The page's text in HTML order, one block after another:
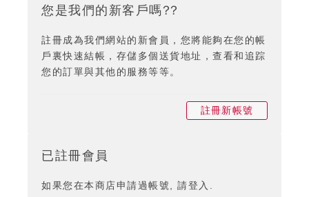
您是我們的新客戶嗎??
註冊成為我們網站的新會員，您將能夠在您的帳
戶裏快速結帳，存儲多個送貨地址，查看和追踪
您的訂單與其他的服務等等。
註冊新帳號
已註冊會員
如果您在本商店申請過帳號, 請登入.